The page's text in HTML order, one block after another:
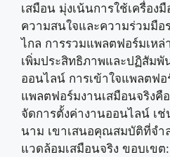
เสมือน มุ่งเน้นการใช้เครื่อง
ความสนใจและความร่วมมือ
ไกล การรวมแพลตฟอร์มเหล่
เพิ่มประสิทธิภาพและปฏิสัม
ออนไลน์ การเข้าใจแพลตฟอ
แพลตฟอร์มงานเสมือนจริงคื
จัดการตั้งค่างานออนไลน์ เ
นาม เขาเสนอคุณสมบัติที่จำ
แวดล้อมเสมือนจริง ขอบเขต